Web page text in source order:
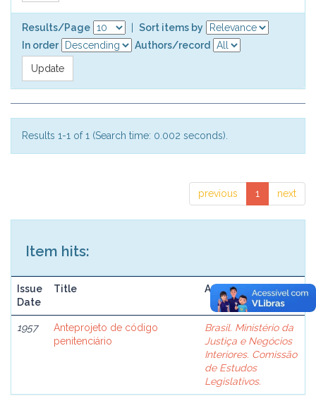
Results/Page
Sort items by
In order
Authors/record
Results 1-1 of 1 (Search time: 0.002 seconds).
previous 1 next
Item hits:
Issue
Date
Title Author(s)
1957
Anteprojeto de código
penitenciário
Brasil. Ministério da
Justiça e Negócios
Interiores. Comissão
de Estudos
Legislativos.